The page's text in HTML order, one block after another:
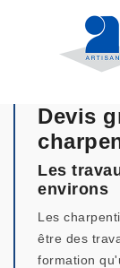
Devis
Les
environs
Les
être des
formation